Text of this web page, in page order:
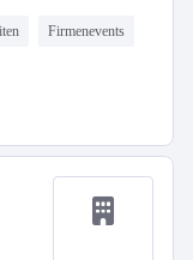
Firmenevents